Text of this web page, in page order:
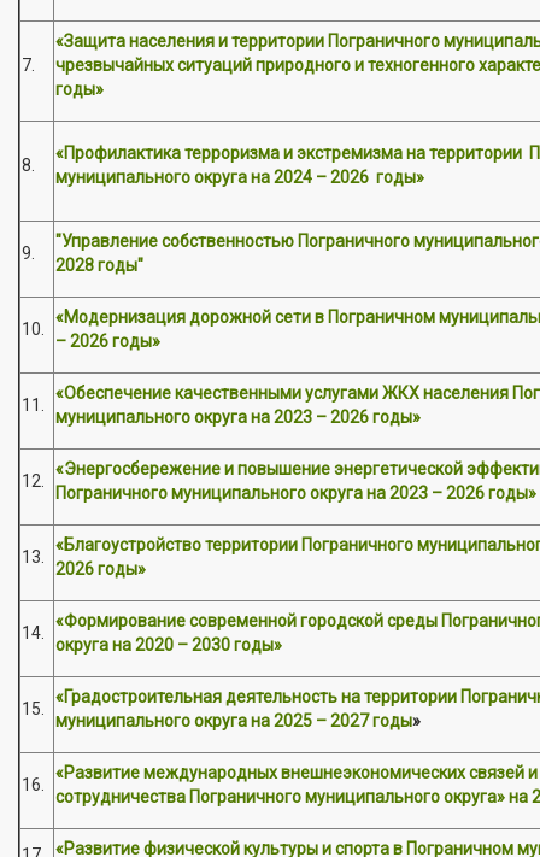
7.
«Защита населения и территории Пограничного
чрезвычайных ситуаций природного и техногенного
годы»
8.
«Профилактика терроризма и экстремизма на территории
муниципального округа на 2024 – 2026 годы»
9.
"Управление собственностью Пограничного
2028 годы"
10.
«Модернизация дорожной сети в Пограничном
– 2026 годы»
11.
«Обеспечение качественными услугами ЖКХ населения
муниципального округа на 2023 – 2026 годы»
12.
«Энергосбережение и повышение энергетической
Пограничного муниципального округа на 2023 – 2026 годы»
13.
«Благоустройство территории Пограничного
2026 годы»
14.
«Формирование современной городской среды
округа на 2020 – 2030 годы»
15.
«Градостроительная деятельность на территории
муниципального округа на 2025 – 2027 годы»
16.
«Развитие международных внешнеэкономических связей и
сотрудничества Пограничного муниципального округа» на
«Развитие физической культуры и спорта в Пограничном